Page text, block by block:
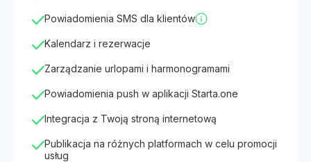
Powiadomienia SMS dla klientów
Kalendarz i rezerwacje
Zarządzanie urlopami i harmonogramami
Powiadomienia push w aplikacji Starta.one
Integracja z Twoją stroną internetową
Publikacja na różnych platformach w celu promocji
usług